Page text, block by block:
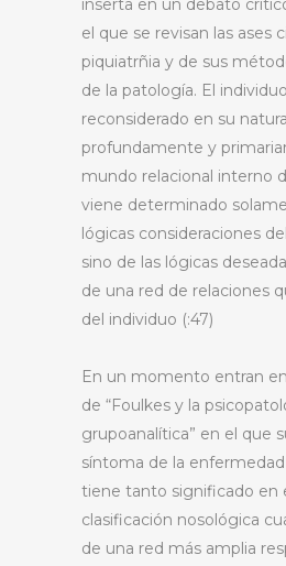
inserta en un debato
el que se revisan las ases
piquiatrñia y de sus
de la patología. El
reconsiderado en su
profundamente y
mundo relacional interno
viene determinado
lógicas consideraciones
sino de las lógicas
de una red de relaciones
del individuo (:47)
En un momento entran
de “Foulkes y la
grupoanalítica” en el que
síntoma de la
tiene tanto significado en
clasificación nosológica
de una red más amplia